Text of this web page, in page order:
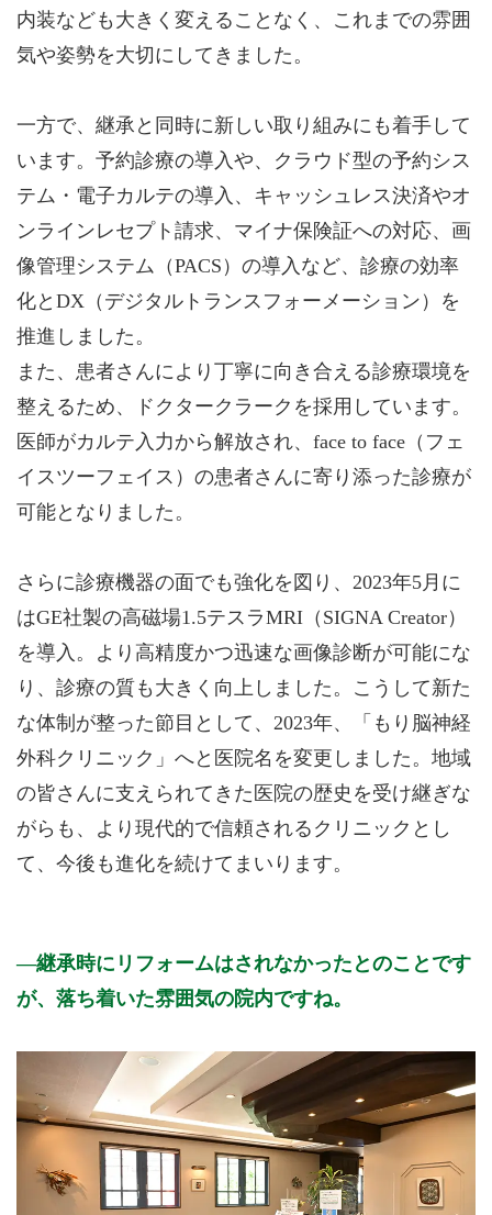
内装なども大きく変えることなく、これまでの雰囲
気や姿勢を大切にしてきました。
一方で、継承と同時に新しい取り組みにも着手して
います。予約診療の導入や、クラウド型の予約シス
テム・電子カルテの導入、キャッシュレス決済やオ
ンラインレセプト請求、マイナ保険証への対応、画
像管理システム（PACS）の導入など、診療の効率
化とDX（デジタルトランスフォーメーション）を
推進しました。
また、患者さんにより丁寧に向き合える診療環境を
整えるため、ドクタークラークを採用しています。
医師がカルテ入力から解放され、face to face（フェ
イスツーフェイス）の患者さんに寄り添った診療が
可能となりました。
さらに診療機器の面でも強化を図り、2023年5月に
はGE社製の高磁場1.5テスラMRI（SIGNA Creator）
を導入。より高精度かつ迅速な画像診断が可能にな
り、診療の質も大きく向上しました。こうして新た
な体制が整った節目として、2023年、「もり脳神経
外科クリニック」へと医院名を変更しました。地域
の皆さんに支えられてきた医院の歴史を受け継ぎな
がらも、より現代的で信頼されるクリニックとし
て、今後も進化を続けてまいります。
継承時にリフォームはされなかったとのことです
が、落ち着いた雰囲気の院内ですね。